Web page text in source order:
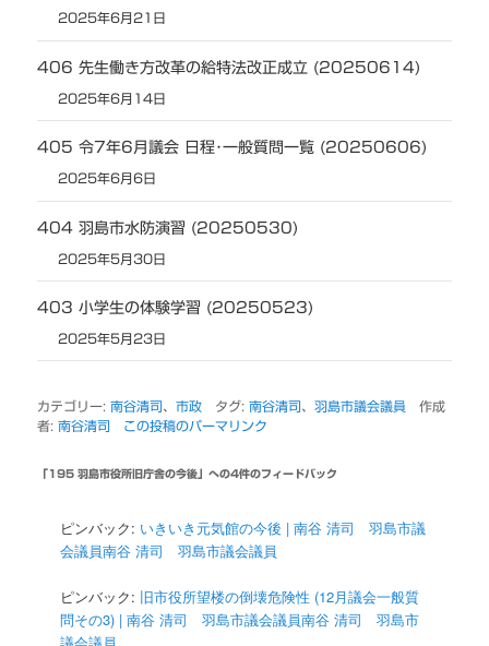
2025年6月21日
406 先生働き方改革の給特法改正成立 (20250614)
2025年6月14日
405 令7年6月議会 日程･一般質問一覧 (20250606)
2025年6月6日
404 羽島市水防演習 (20250530)
2025年5月30日
403 小学生の体験学習 (20250523)
2025年5月23日
カテゴリー:南谷清司 、市政 タグ:南谷清司 、羽島市議会議員 作成
者:南谷清司 この投稿のパーマリンク
「 195 羽島市役所旧庁舎の今後 」への4件のフィードバック
ピンバック: いきいき元気館の今後 | 南谷 清司 羽島市議
会議員南谷 清司 羽島市議会議員
ピンバック: 旧市役所望楼の倒壊危険性 (12月議会一般質
問その3) | 南谷 清司 羽島市議会議員南谷 清司 羽島市
議会議員